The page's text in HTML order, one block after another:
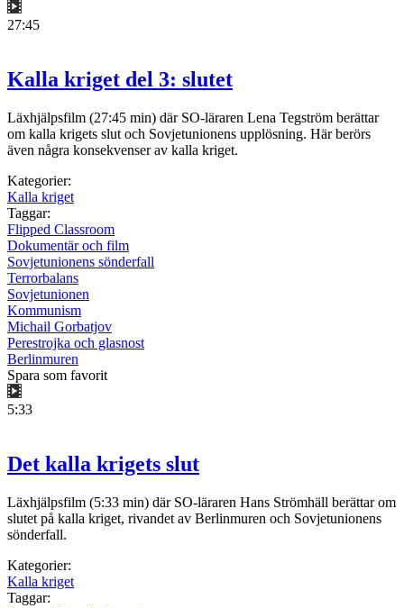
27:45
Kalla kriget del 3: slutet
Läxhjälpsfilm (27:45 min) där SO-läraren Lena Tegström berättar
om kalla krigets slut och Sovjetunionens upplösning. Här berörs
även några konsekvenser av kalla kriget.
Kategorier:
Kalla kriget
Taggar:
Flipped Classroom
Dokumentär och film
Sovjetunionens sönderfall
Terrorbalans
Sovjetunionen
Kommunism
Michail Gorbatjov
Perestrojka och glasnost
Berlinmuren
Spara som favorit
5:33
Det kalla krigets slut
Läxhjälpsfilm (5:33 min) där SO-läraren Hans Strömhäll berättar om
slutet på kalla kriget, rivandet av Berlinmuren och Sovjetunionens
sönderfall.
Kategorier:
Kalla kriget
Taggar: